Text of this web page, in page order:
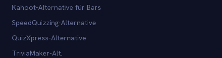
Kahoot-Alternative für Bars
SpeedQuizzing-Alternative
QuizXpress-Alternative
TriviaMaker-Alt.